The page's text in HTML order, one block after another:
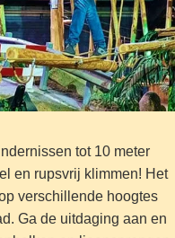
tot 10 meter
en rupsvrij klimmen! Het
verschillende hoogtes
Ga de uitdaging aan en